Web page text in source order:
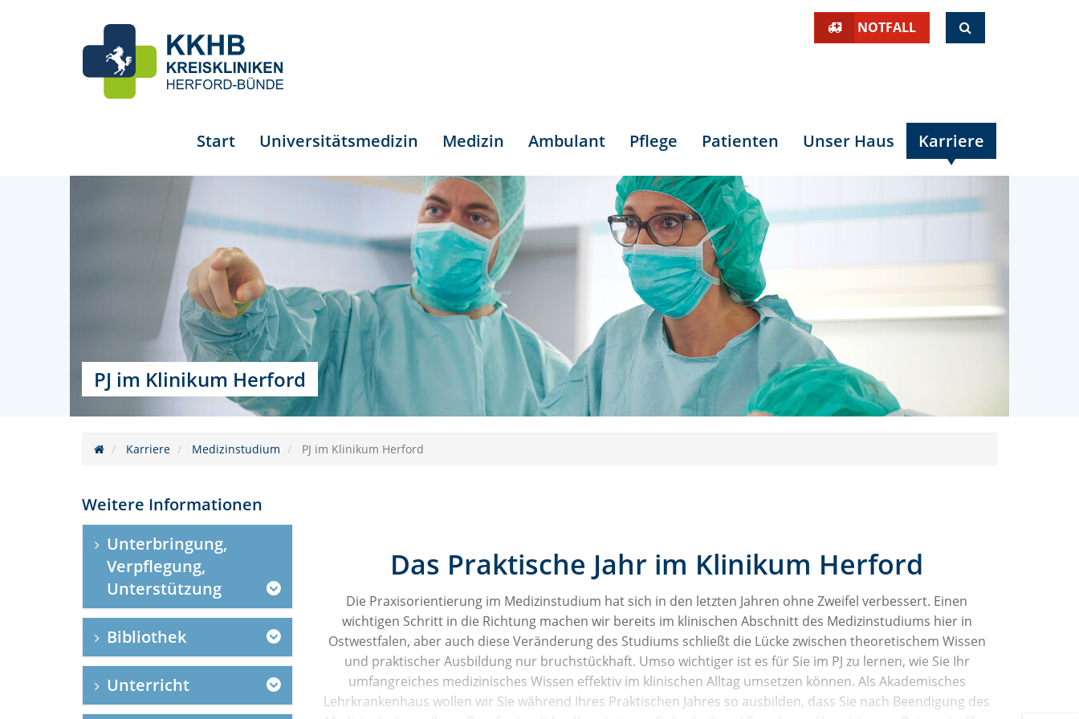
NOTFALL
Start Universitätsmedizin Medizin Ambulant Pflege Patienten Unser Haus Karriere
PJ im Klinikum Herford
Karriere Medizinstudium PJ im Klinikum Herford
Das Praktische Jahr im Klinikum Herford
Die Praxisorientierung im Medizinstudium hat sich in den letzten Jahren ohne Zweifel verbessert. Einen
wichtigen Schritt in die Richtung machen wir bereits im klinischen Abschnitt des Medizinstudiums hier in
Ostwestfalen, aber auch diese Veränderung des Studiums schließt die Lücke zwischen theoretischem Wissen
und praktischer Ausbildung nur bruchstückhaft. Umso wichtiger ist es für Sie im PJ zu lernen, wie Sie Ihr
umfangreiches medizinisches Wissen effektiv im klinischen Alltag umsetzen können. Als Akademisches
Lehrkrankenhaus wollen wir Sie während Ihres Praktischen Jahres so ausbilden, dass Sie nach Beendigung des
Weitere Informationen
Unterbringung,
Verpflegung,
Unterstützung
Bibliothek
Unterricht